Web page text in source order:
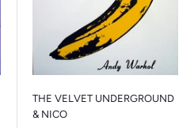
THE VELVET UNDERGROUND
& NICO